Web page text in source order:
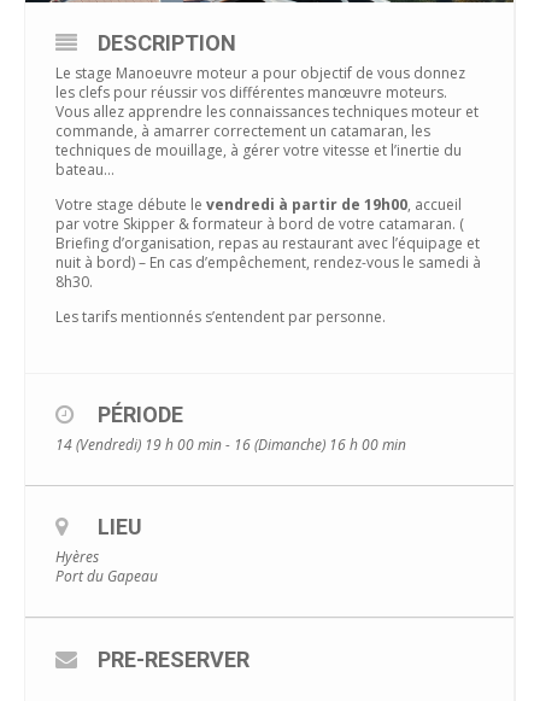
DESCRIPTION
Le stage Manoeuvre moteur a pour objectif de vous donnez
les clefs pour réussir vos différentes manœuvre moteurs.
Vous allez apprendre les connaissances techniques moteur et
commande, à amarrer correctement un catamaran, les
techniques de mouillage, à gérer votre vitesse et l’inertie du
bateau…
Votre stage débute le vendredi à partir de 19h00, accueil
par votre Skipper & formateur à bord de votre catamaran. (
Briefing d’organisation, repas au restaurant avec l’équipage et
nuit à bord) – En cas d’empêchement, rendez-vous le samedi à
8h30.
Les tarifs mentionnés s’entendent par personne.
PÉRIODE
14 (Vendredi) 19 h 00 min - 16 (Dimanche) 16 h 00 min
LIEU
Hyères
Port du Gapeau
PRE-RESERVER